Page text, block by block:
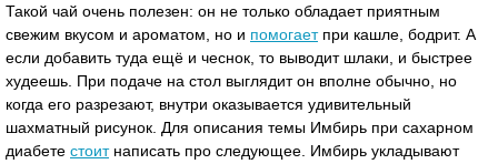
Такой чай очень полезен: он не только обладает приятным
свежим вкусом и ароматом, но и помогаетпри кашле, бодрит. А
если добавить туда ещё и чеснок, то выводит шлаки, и быстрее
худеешь. При подаче на стол выглядит он вполне обычно, но
когда его разрезают, внутри оказывается удивительный
шахматный рисунок. Для описания темы Имбирь при сахарном
диабете стоитнаписать про следующее. Имбирь укладывают